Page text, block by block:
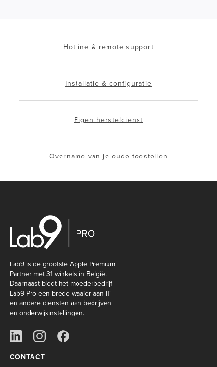
Hotline & remote support
Installatie & configuratie
Eigen hersteldienst
Overname van je oude toestellen
Lab9 is de grootste Apple Premium
Partner met 31 winkels in België.
Daarnaast biedt het moederbedrijf
Lab9 Pro een brede waaier aan IT-
en andere diensten aan bedrijven
en onderwijsinstellingen.
CONTACT